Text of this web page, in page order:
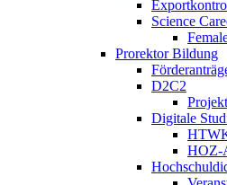
Science
Prorektor Bildung
D2C2
Digitale
HOZ-